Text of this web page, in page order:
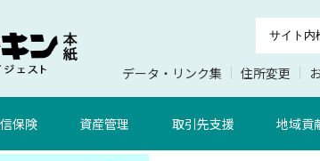
データ・リンク集 住所変更
保険 資産管理 取引先支援 地域貢